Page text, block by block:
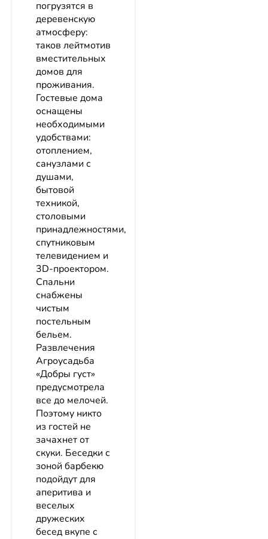
погрузятся в
деревенскую
атмосферу:
таков лейтмотив
вместительных
домов для
проживания.
Гостевые дома
оснащены
необходимыми
удобствами:
отоплением,
санузлами с
душами,
бытовой
техникой,
столовыми
принадлежностями,
спутниковым
телевидением и
3D-проектором.
Спальни
снабжены
чистым
постельным
бельем.
Развлечения
Агроусадьба
«Добры густ»
предусмотрела
все до мелочей.
Поэтому никто
из гостей не
зачахнет от
скуки. Беседки с
зоной барбекю
подойдут для
аперитива и
веселых
дружеских
бесед вкупе с